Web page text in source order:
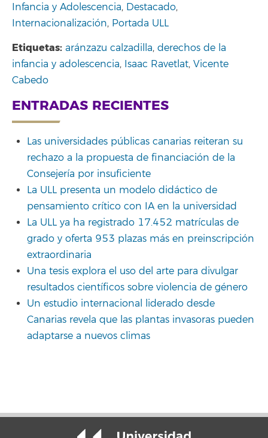
Infancia y Adolescencia, Destacado,
Internacionalización, Portada ULL
Etiquetas: aránzazu calzadilla, derechos de la
infancia y adolescencia, Isaac Ravetlat, Vicente
Cabedo
ENTRADAS RECIENTES
Las universidades públicas canarias reiteran su
rechazo a la propuesta de financiación de la
Consejería por insuficiente
La ULL presenta un modelo didáctico de
pensamiento crítico con IA en la universidad
La ULL ya ha registrado 17.452 matrículas de
grado y oferta 953 plazas más en preinscripción
extraordinaria
Una tesis explora el uso del arte para divulgar
resultados científicos sobre violencia de género
Un estudio internacional liderado desde
Canarias revela que las plantas invasoras pueden
adaptarse a nuevos climas